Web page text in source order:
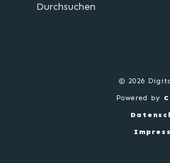
Durchsuchen
© 2026
Powered by